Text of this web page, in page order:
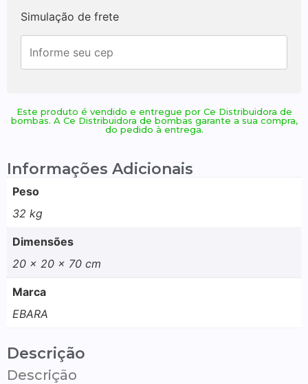
Simulação de frete
Este produto é vendido e entregue por Ce Distribuidora de
bombas. A Ce Distribuidora de bombas garante a sua compra,
do pedido à entrega.
Informações Adicionais
Peso
32 kg
Dimensões
20 × 20 × 70 cm
Marca
EBARA
Descrição
Descrição